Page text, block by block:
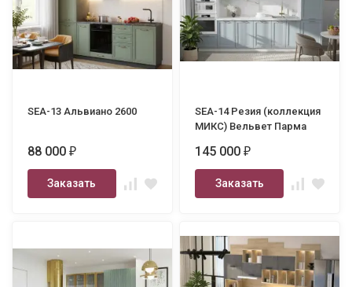
SEA-13 Альвиано 2600
88 000₽
Заказать
SEA-14 Резия (коллекция
МИКС) Вельвет Парма
145 000₽
Заказать